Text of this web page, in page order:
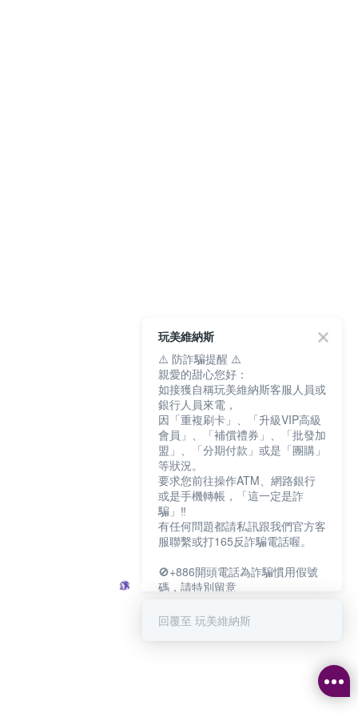
玩美維納斯
⚠️ 防詐騙提醒 ⚠️
親愛的甜心您好：
如接獲自稱玩美維納斯客服人員或
銀行人員來電，
因「重複刷卡」、「升級VIP高級
會員」、「補償禮券」、「批發加
盟」、「分期付款」或是「團購」
等狀況。
要求您前往操作ATM、網路銀行
或是手機轉帳，「這一定是詐
騙」‼️
有任何問題都請私訊跟我們官方客
服聯繫或打165反詐騙電話喔。
🚫+886開頭電話為詐騙慣用假號
碼，請特別留意
如何聯繫玩美維納斯客服?
可點擊下方對話框 "回覆 玩美維納
回覆至 玩美維納斯